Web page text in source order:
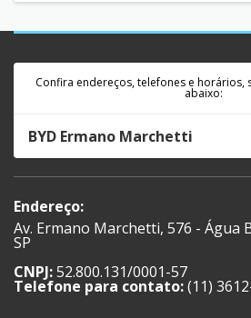
Confira endereços, telefones e horários,
abaixo:
BYD Ermano Marchetti
Endereço:
Av. Ermano Marchetti, 576 - Água
SP
CNPJ:52.800.131/0001-57
Telefone para contato:(11)